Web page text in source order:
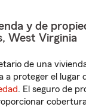
y de
West Virginia
de una
a proteger el lugar
. El seguro de